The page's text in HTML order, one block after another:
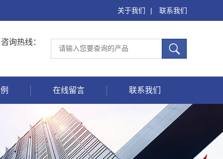
关于我们 | 联系我们
询热线：
在线留言 联系我们